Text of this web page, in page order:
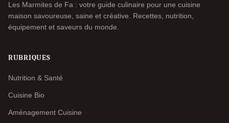
Les Marmites de Fa : votre guide culinaire pour une cuisine
maison savoureuse, saine et créative. Recettes, nutrition,
équipement et saveurs du monde.
RUBRIQUES
Nutrition & Santé
Cuisine Bio
Aménagement Cuisine